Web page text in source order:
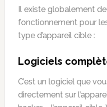
Il existe globalement
fonctionnement pour
type d’appareil cible :
Logiciels
C’est un logiciel que
directement sur